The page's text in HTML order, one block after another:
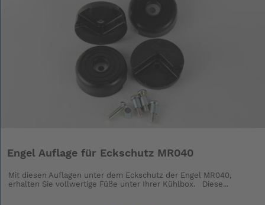
Engel Auflage für Eckschutz MR040
Mit diesen Auflagen unter dem Eckschutz der Engel MR040,
erhalten Sie vollwertige Füße unter Ihrer Kühlbox. Diese...